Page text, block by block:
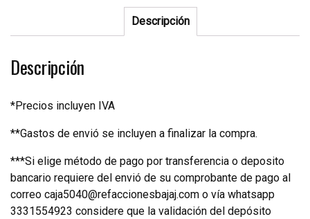
Descripción
Descripción
*Precios incluyen IVA
**Gastos de envió se incluyen a finalizar la compra.
***Si elige método de pago por transferencia o deposito
bancario requiere del envió de su comprobante de pago al
correo caja5040@refaccionesbajaj.com o vía whatsapp
3331554923 considere que la validación del depósito